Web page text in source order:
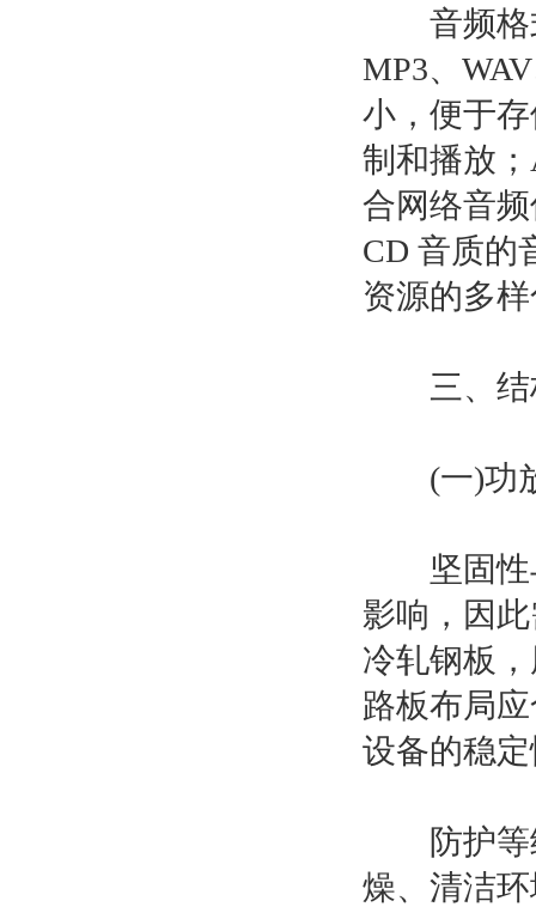
音频格式
MP3、
小，便于
制和播放
合网络音
CD 音质的
资源的多
三、结
(一)功
坚固性与
影响，因
冷轧钢板
路板布局
设备的稳
防护等级
燥、清洁